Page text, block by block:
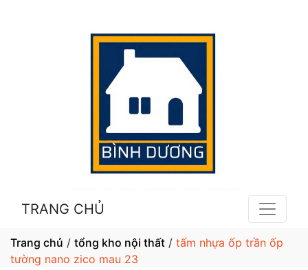
TRANG CHỦ
Trang chủ / tổng kho nội thất / tấm nhựa ốp trần ốp
tường nano zico mau 23